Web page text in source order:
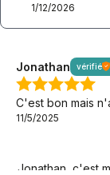
1/12/2026
Jonathan, c'est
Jonathan vérifié
C'est bon mais
11/5/2025